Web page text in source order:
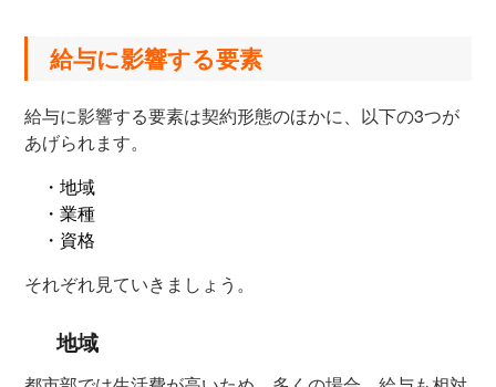
給与に影響する要素
給与に影響する要素は契約形態のほかに、以下の3つが
あげられます。
・地域
・業種
・資格
それぞれ見ていきましょう。
地域